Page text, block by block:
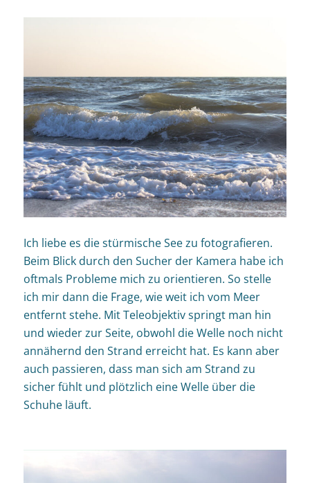
Ich liebe es die stürmische See zu fotografieren.
Beim Blick durch den Sucher der Kamera habe ich
oftmals Probleme mich zu orientieren. So stelle
ich mir dann die Frage, wie weit ich vom Meer
entfernt stehe. Mit Teleobjektiv springt man hin
und wieder zur Seite, obwohl die Welle noch nicht
annähernd den Strand erreicht hat. Es kann aber
auch passieren, dass man sich am Strand zu
sicher fühlt und plötzlich eine Welle über die
Schuhe läuft.